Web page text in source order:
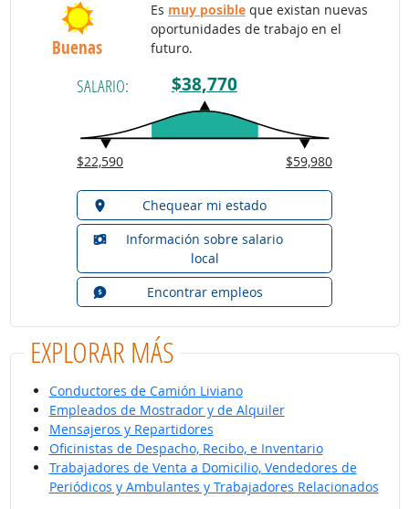
Buenas
Es muy posibleque existan nuevas
oportunidades de trabajo en el
futuro.
SALARIO: $38,770
$22,590 $59,980
Chequear mi estado
Información sobre salario
local
Encontrar empleos
EXPLORAR MÁS
Conductores de Camión Liviano
Empleados de Mostrador y de Alquiler
Mensajeros y Repartidores
Oficinistas de Despacho, Recibo, e Inventario
Trabajadores de Venta a Domicilio, Vendedores de
Periódicos y Ambulantes y Trabajadores Relacionados